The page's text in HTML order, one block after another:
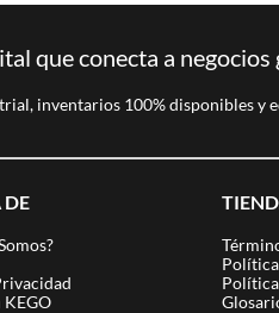
que conecta a
inventarios 100% disponibles y
DE
KEGO